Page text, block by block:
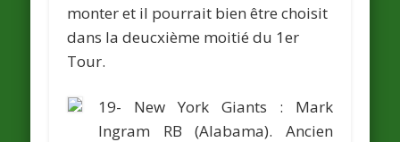
monter et il pourrait bien être choisit
dans la deucxième moitié du 1er
Tour.
19- New York Giants : Mark
Ingram RB (Alabama). Ancien